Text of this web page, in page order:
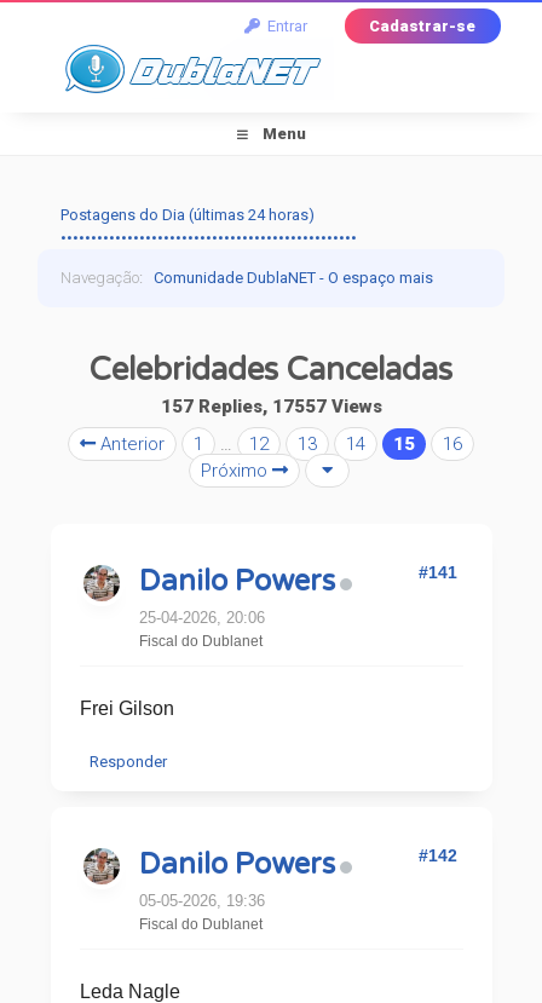
Entrar Cadastrar-se
Menu
Postagens do Dia (últimas 24 horas)
•••••••••••••••••••••••••••••••••••••••••••••••••
Navegação:Comunidade DublaNET - O espaço mais
Celebridades Canceladas
157 Replies, 17557 Views
Anterior
1 … 12 13 14 15
16
Próximo
Danilo Powers
25-04-2026, 20:06
Fiscal do Dublanet
#141
Frei Gilson
Responder
Danilo Powers
05-05-2026, 19:36
Fiscal do Dublanet
#142
Leda Nagle